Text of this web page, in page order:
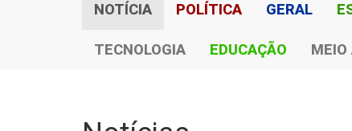
NOTÍCIA POLÍTICA GERAL
TECNOLOGIA EDUCAÇÃO MEIO